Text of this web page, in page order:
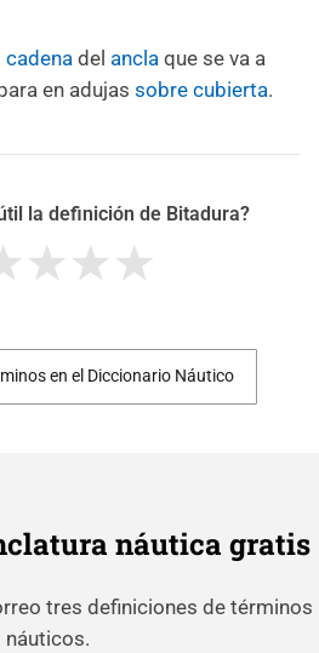
cadenadel anclaque se va a
en adujas sobre cubierta.
la definición de Bitadura?
en el Diccionario Náutico
náutica gratis
tres definiciones de términos
náuticos.